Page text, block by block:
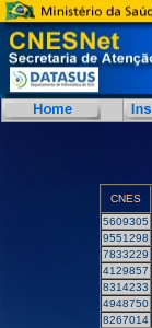
CNES
5609305
9551298
7833229
4129857
8314233
4948750
8267014